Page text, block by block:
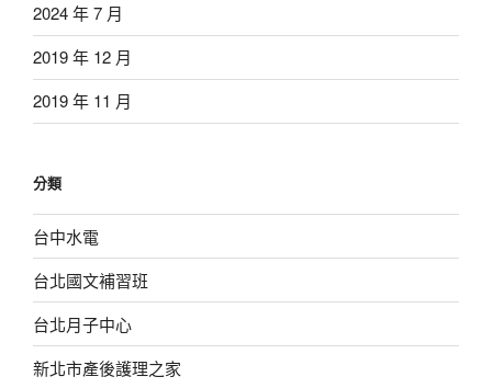
2024 年 7 月
2019 年 12 月
2019 年 11 月
分類
台中水電
台北國文補習班
台北月子中心
新北市產後護理之家